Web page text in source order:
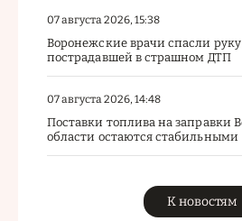
07 августа 2026, 15:38
Воронежские врачи спасли
пострадавшей в страшном ДТП
07 августа 2026, 14:48
Поставки топлива на заправки
области остаются стабильными
К новостям